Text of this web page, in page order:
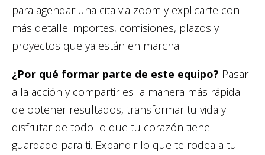
para agendar una cita via zoom y explicarte con
más detalle importes, comisiones, plazos y
proyectos que ya están en marcha.
¿Por qué formar parte de este equipo? Pasar
a la acción y compartir es la manera más rápida
de obtener resultados, transformar tu vida y
disfrutar de todo lo que tu corazón tiene
guardado para ti. Expandir lo que te rodea a tu